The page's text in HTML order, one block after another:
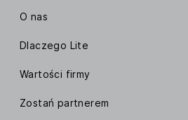
O nas
Dlaczego Lite
Wartości firmy
Zostań partnerem